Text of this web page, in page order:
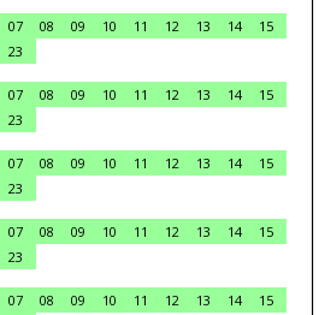
07 08 09 10 11 12 13 14
15
23
07 08 09 10 11 12 13 14
15
23
07 08 09 10 11 12 13 14
15
23
07 08 09 10 11 12 13 14
15
23
07 08 09 10 11 12 13 14
15